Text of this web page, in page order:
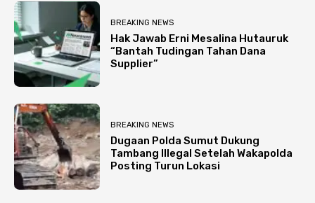
BREAKING NEWS
Hak Jawab Erni Mesalina Hutauruk
“Bantah Tudingan Tahan Dana
Supplier”
BREAKING NEWS
Dugaan Polda Sumut Dukung
Tambang Illegal Setelah Wakapolda
Posting Turun Lokasi